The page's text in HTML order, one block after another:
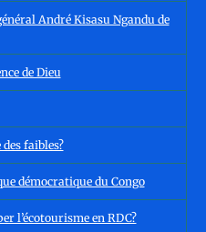
André Kisasu Ngandu de
de Dieu
faibles?
démocratique du Congo
l’écotourisme en RDC?